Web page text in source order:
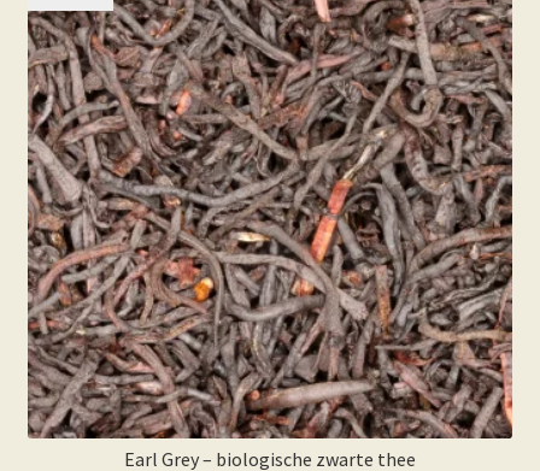
Earl Grey – biologische zwarte thee